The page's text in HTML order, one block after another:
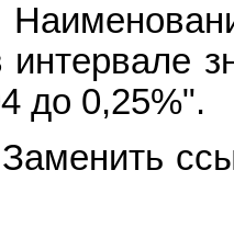
до 0,25%".